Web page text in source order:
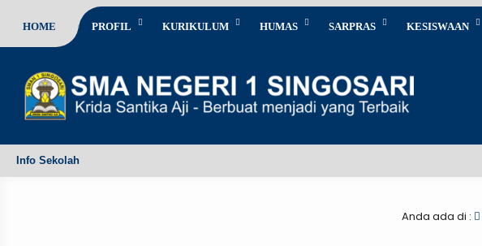
HOME PROFIL KURIKULUM HUMAS SARPRAS KESISWAAN
Info Sekolah
Anda ada di :